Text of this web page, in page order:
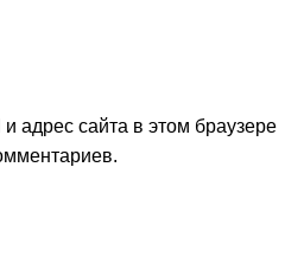
адрес сайта в этом браузере